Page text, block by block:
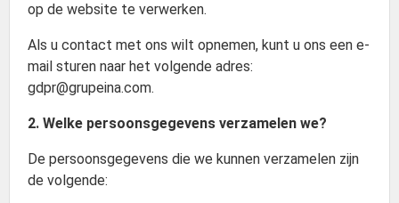
op de website te verwerken.
Als u contact met ons wilt opnemen, kunt u ons een e-
mail sturen naar het volgende adres:
gdpr@grupeina.com.
2. Welke persoonsgegevens verzamelen we?
De persoonsgegevens die we kunnen verzamelen zijn
de volgende: